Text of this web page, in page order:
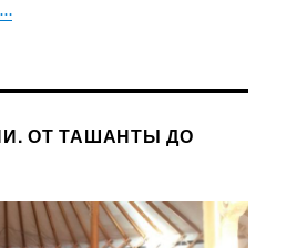
ОТ ТАШАНТЫ ДО